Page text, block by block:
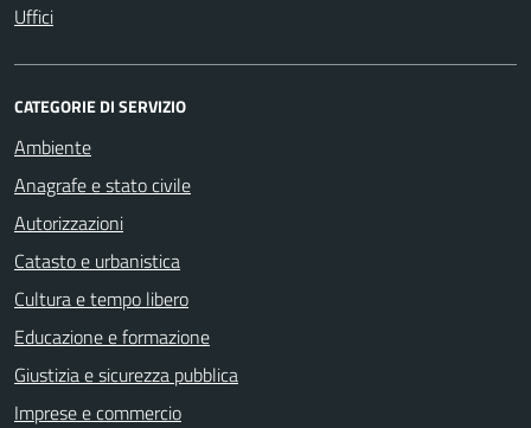
Uffici
CATEGORIE DI SERVIZIO
Ambiente
Anagrafe e stato civile
Autorizzazioni
Catasto e urbanistica
Cultura e tempo libero
Educazione e formazione
Giustizia e sicurezza pubblica
Imprese e commercio